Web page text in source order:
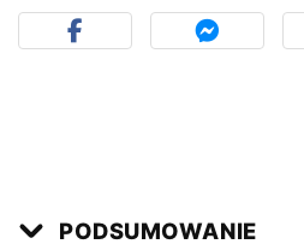
PODSUMOWANIE